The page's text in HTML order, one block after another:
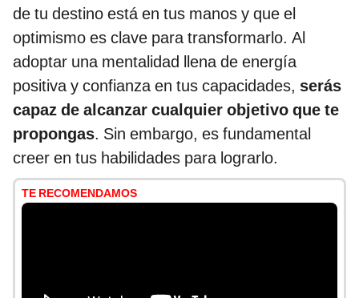
de tu destino está en tus manos y que el
optimismo es clave para transformarlo. Al
adoptar una mentalidad llena de energía
positiva y confianza en tus capacidades, serás
capaz de alcanzar cualquier objetivo que te
propongas. Sin embargo, es fundamental
creer en tus habilidades para lograrlo.
TE RECOMENDAMOS